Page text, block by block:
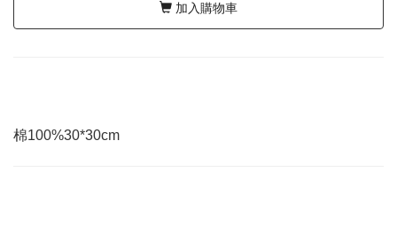
加入購物車
棉100%30*30cm